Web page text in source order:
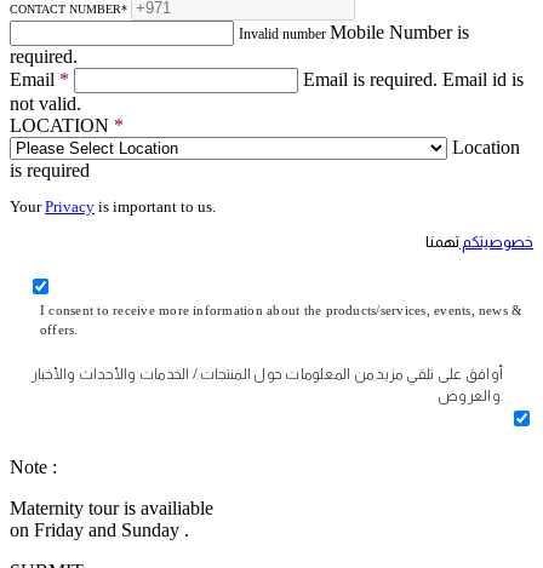
CONTACT NUMBER*
Invalid number Mobile Number is
required.
Email * Email is required. Email id is
not valid.
LOCATION *
Location
is required
YourPrivacy is important to us.
خصوصيتكم تهمنا
I consent to receive more information about the products/services, events, news &
offers.
أوافق على تلقي مزيد من المعلومات حول المنتجات / الخدمات والأحداث والأخبار
Note :
Maternity tour is availiable
on Friday and Sunday .